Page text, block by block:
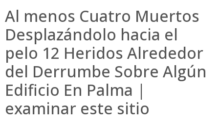
Al menos Cuatro Muertos
Desplazándolo hacia el
pelo 12 Heridos Alrededor
del Derrumbe Sobre Algún
Edificio En Palma |
examinar este sitio